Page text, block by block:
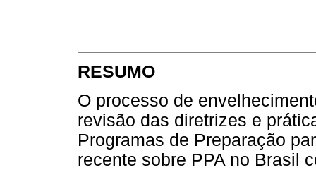
RESUMO
O processo de
revisão das diretrizes e
Programas de Preparação
recente sobre PPA no Brasil